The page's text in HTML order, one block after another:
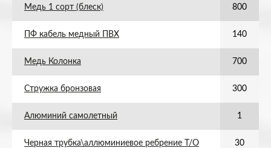
Медь 1 сорт (блеск) 800
ПФ кабель медный ПВХ 140
Медь Колонка 700
Стружка бронзовая 300
Алюминий самолетный 1
Черная трубка\аллюминиевое ребрение Т/О 30